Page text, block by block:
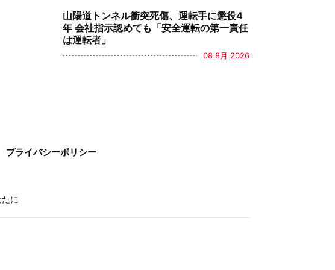
山陽道トンネル衝突死傷、運転手に懲役4
年 会社指示認めても「安全運転の第一責任
は運転者」
08 8月 2026
プライバシーポリシー
に